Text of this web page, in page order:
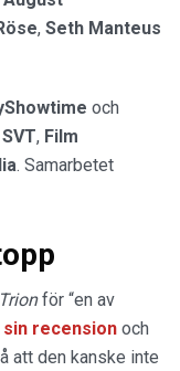
, Seth Manteus
och
SVT, Film
. Samarbetet
Trionför “en av
sin recension och
att den kanske inte